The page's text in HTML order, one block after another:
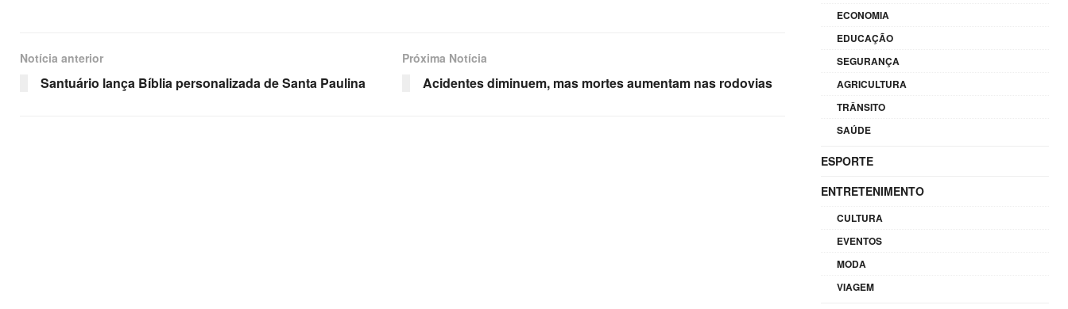
para
Notícia anterior
Santuário lança Bíblia personalizada de Santa Paulina
Próxima Notícia
Acidentes diminuem, mas mortes aumentam nas rodovias
ECONOMIA
EDUCAÇÃO
SEGURANÇA
AGRICULTURA
TRÂNSITO
SAÚDE
ESPORTE
ENTRETENIMENTO
CULTURA
EVENTOS
MODA
VIAGEM